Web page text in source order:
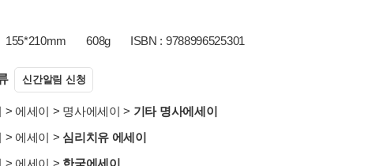
155*210mm 608g ISBN : 9788996525301
신간알림 신청
> 에세이 > 명사에세이 > 기타 명사에세이
> 에세이 > 심리치유 에세이
> 에세이 > 한국에세이